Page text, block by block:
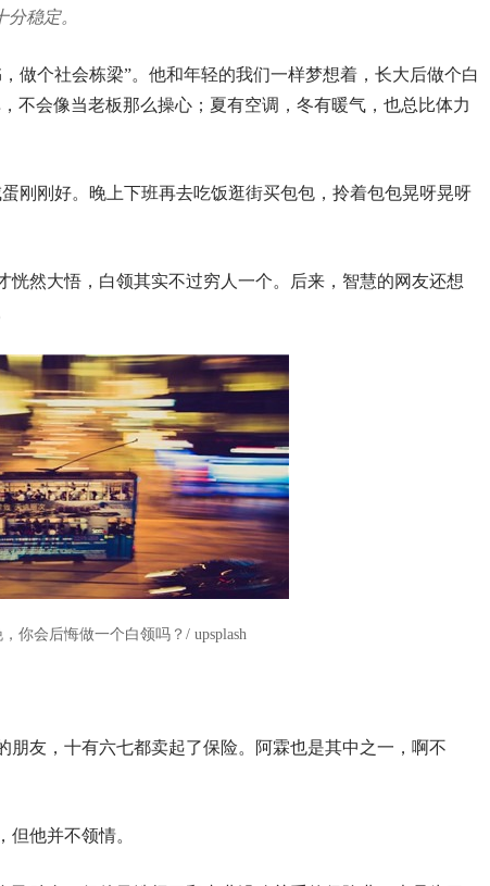
稳定。
做个社会栋梁”。他和年轻的我们一样梦想着，长大后做个白
不会像当老板那么操心；夏有空调，冬有暖气，也总比体力
刚刚好。晚上下班再去吃饭逛街买包包，拎着包包晃呀晃呀
恍然大悟，白领其实不过穷人一个。后来，智慧的网友还想
你会后悔做一个白领吗？/ upsplash
朋友，十有六七都卖起了保险。阿霖也是其中之一，啊不
他并不领情。